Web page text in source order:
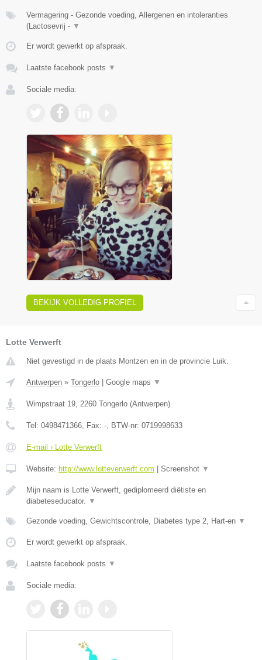
Vermagering - Gezonde voeding, Allergenen en intoleranties
(Lactosevrij - ▼
Er wordt gewerkt op afspraak.
Laatste facebook posts ▼
Sociale media:
BEKIJK VOLLEDIG PROFIEL
Lotte Verwerft
Niet gevestigd in de plaats Montzen en in de provincie Luik.
Antwerpen » Tongerlo | Google maps ▼
Wimpstraat 19 2260 Tongerlo (Antwerpen)
Tel: 0498471366 , Fax: - , BTW-nr: 0719998633
E-mail › Lotte Verwerft
Website: http://www.lotteverwerft.com | Screenshot ▼
Mijn naam is Lotte Verwerft, gediplomeerd diëtiste en
diabeteseducator.
▼
Gezonde voeding, Gewichtscontrole, Diabetes type 2, Hart-en ▼
Er wordt gewerkt op afspraak.
Laatste facebook posts ▼
Sociale media: